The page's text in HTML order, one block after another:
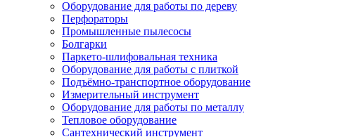
Оборудование для работы по дереву
Перфораторы
Промышленные пылесосы
Болгарки
Паркето-шлифовальная техника
Оборудование для работы с плиткой
Подъёмно-транспортное оборудование
Измерительный инструмент
Оборудование для работы по металлу
Тепловое оборудование
Сантехнический инструмент